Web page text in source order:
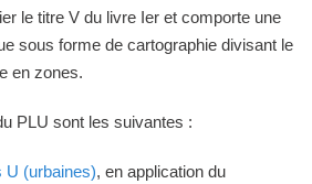
le titre V du livre Ier et comporte une
sous forme de cartographie divisant le
en zones.
PLU sont les suivantes :
U (urbaines), en application du